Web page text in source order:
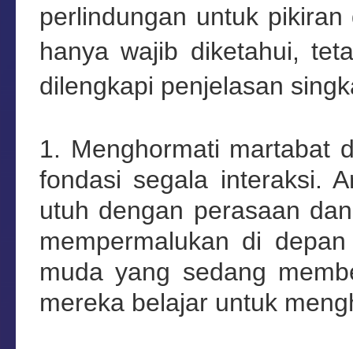
perlindungan untuk
hanya wajib diketahui,
dilengkapi penjelasan
1. Menghormati martabat
fondasi segala interaksi.
utuh dengan perasaan
mempermalukan di
muda yang sedang
mereka belajar untuk